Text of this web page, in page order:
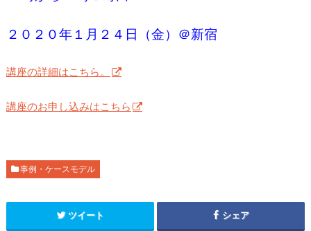
２０２０年１月２４日（金）＠新宿
講座の詳細はこちら。
講座のお申し込みはこちら
事例・ケースモデル
ツイート シェア